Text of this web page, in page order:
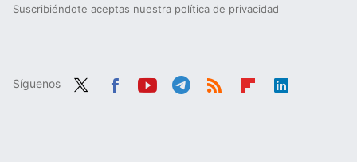
Suscribiéndote aceptas nuestra política de privacidad
Síguenos